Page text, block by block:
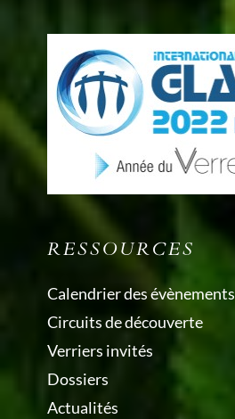
RESSOURCES
Calendrier des évènements
Circuits de découverte
Verriers invités
Dossiers
Actualités